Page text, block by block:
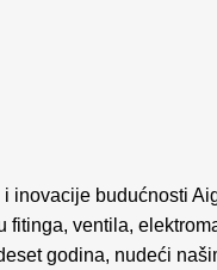
inovacije budućnosti
ventila,
godina, nudeći